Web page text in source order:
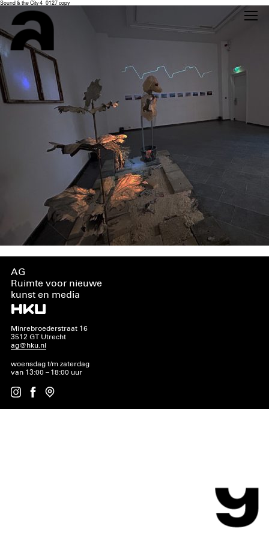
Sound & the City 4_0127 copy
AG
Ruimte voor nieuwe
kunst en media
Minrebroederstraat 16
3512 GT Utrecht
ag@hku.nl
woensdag t/m zaterdag
van 13:00 – 18:00 uur